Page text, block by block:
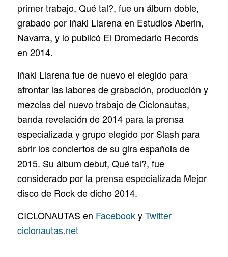
primer trabajo, Qué tal?, fue un álbum doble,
grabado por Iñaki Llarena en Estudios Aberin,
Navarra, y lo publicó El Dromedario Records
en 2014.
Iñaki Llarena fue de nuevo el elegido para
afrontar las labores de grabación, producción y
mezclas del nuevo trabajo de Ciclonautas,
banda revelación de 2014 para la prensa
especializada y grupo elegido por Slash para
abrir los conciertos de su gira española de
2015. Su álbum debut, Qué tal?, fue
considerado por la prensa especializada Mejor
disco de Rock de dicho 2014.
CICLONAUTAS en FacebookyTwitter
ciclonautas.net